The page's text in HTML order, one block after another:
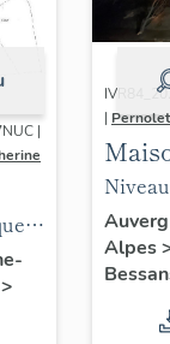
|
>
|
dite
"des
avec
place
Alpes